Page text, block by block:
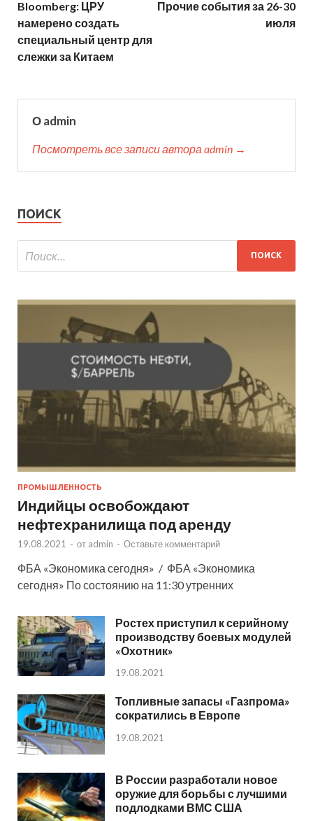
Bloomberg: ЦРУ
намерено создать
специальный центр для
слежки за Китаем
Прочие события за 26-30
июля
О admin
Посмотреть все записи автора admin →
ПОИСК
ПРОМЫШЛЕННОСТЬ
Индийцы освобождают
нефтехранилища под аренду
19.08.2021 - от admin - Оставьте комментарий
ФБА «Экономика сегодня» / ФБА «Экономика
сегодня» По состоянию на 11:30 утренних
Ростех приступил к серийному
производству боевых модулей
«Охотник»
19.08.2021
Топливные запасы «Газпрома»
сократились в Европе
19.08.2021
В России разработали новое
оружие для борьбы с лучшими
подлодками ВМС США